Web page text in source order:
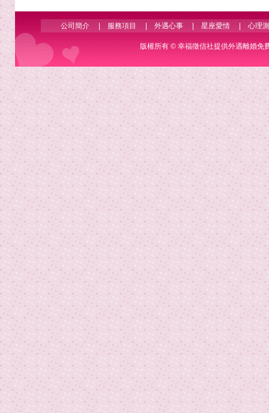
公司簡介|服務項目|外遇心事|星座愛情|心理
版權所有 ©幸福徵信社提供外遇離婚免